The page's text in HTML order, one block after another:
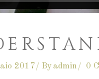
2017 By admin 0